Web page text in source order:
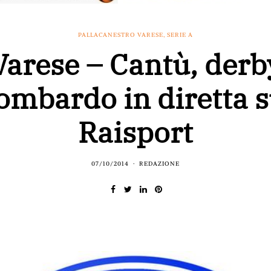
PALLACANESTRO VARESE, SERIE A
– Cantù,
in diretta
Raisport
07/10/2014 REDAZIONE